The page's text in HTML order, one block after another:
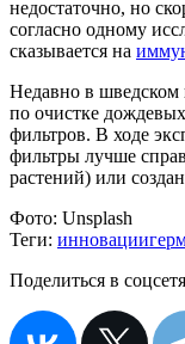
недостаточно, но
согласно одному
сказывается на
Недавно в шведском
по очистке
фильтров. В ходе
фильтры лучше
растений) или
Фото: Unsplash
Теги: инновации
Поделиться в